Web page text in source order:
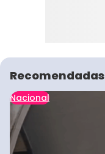
Recomendadas
Nacional